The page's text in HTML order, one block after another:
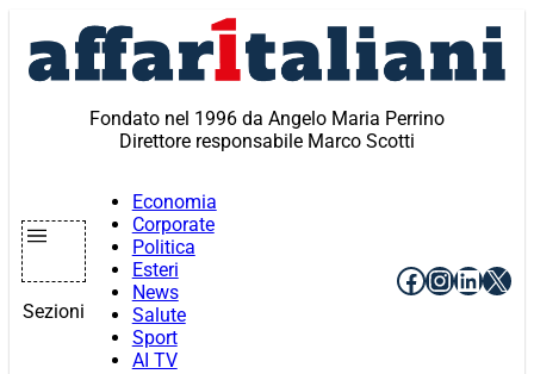
contenuto
Fondato nel 1996 da Angelo Maria Perrino
Direttore responsabile Marco Scotti
Sezioni
Economia
Corporate
Politica
Esteri
News
Salute
Sport
AI TV
Facebook
X